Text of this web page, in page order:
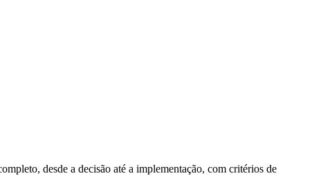
desde a decisão até a implementação, com critérios de